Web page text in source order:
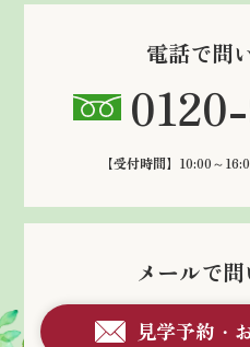
電話で問
【受付時間】10:00～
メールで
見学予約・